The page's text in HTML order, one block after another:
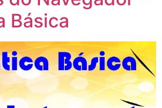
Básica